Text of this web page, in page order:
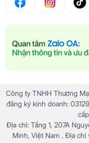
Công ty TNHH Thương
đăng ký kinh doanh:
Địa chỉ: Tầng 1, 207A
Minh, Việt Nam . Địa